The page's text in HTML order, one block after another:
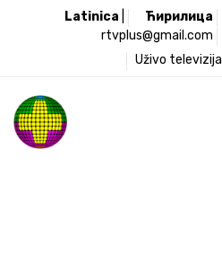
Latinica Ћирилица
rtvplus@gmail.com
Uživo televizija